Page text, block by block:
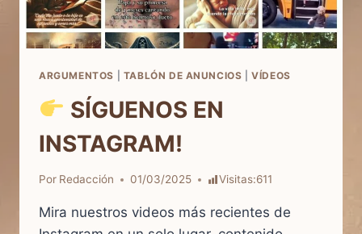
ARGUMENTOS TABLÓN DE ANUNCIOS |VÍDEOS
SÍGUENOS EN
INSTAGRAM!
Por Redacción 01/03/2025 Visitas:611
Mira nuestros videos más recientes de